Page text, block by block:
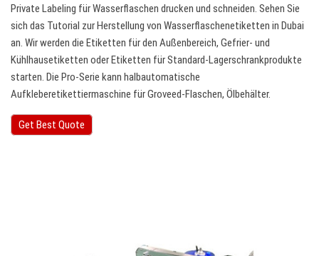
Private Labeling für Wasserflaschen drucken und schneiden. Sehen Sie
sich das Tutorial zur Herstellung von Wasserflaschenetiketten in Dubai
an. Wir werden die Etiketten für den Außenbereich, Gefrier- und
Kühlhausetiketten oder Etiketten für Standard-Lagerschrankprodukte
starten. Die Pro-Serie kann halbautomatische
Aufkleberetikettiermaschine für Groveed-Flaschen, Ölbehälter.
Get Best Quote